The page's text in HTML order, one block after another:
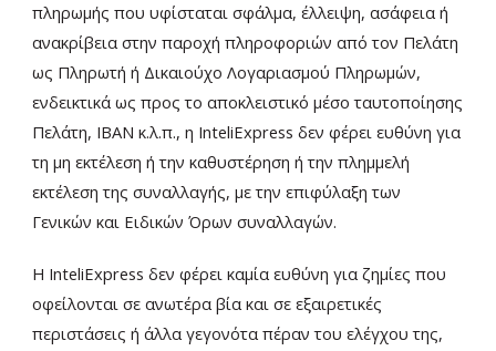
πληρωμής που υφίσταται σφάλμα, έλλειψη, ασάφεια ή
ανακρίβεια στην παροχή πληροφοριών από τον Πελάτη
ως Πληρωτή ή Δικαιούχο Λογαριασμού Πληρωμών,
ενδεικτικά ως προς το αποκλειστικό μέσο ταυτοποίησης
Πελάτη, ΙΒΑΝ κ.λ.π., η InteliExpress δεν φέρει ευθύνη για
τη μη εκτέλεση ή την καθυστέρηση ή την πλημμελή
εκτέλεση της συναλλαγής, με την επιφύλαξη των
Γενικών και Ειδικών Όρων συναλλαγών.
Η InteliExpress δεν φέρει καμία ευθύνη για ζημίες που
οφείλονται σε ανωτέρα βία και σε εξαιρετικές
περιστάσεις ή άλλα γεγονότα πέραν του ελέγχου της,